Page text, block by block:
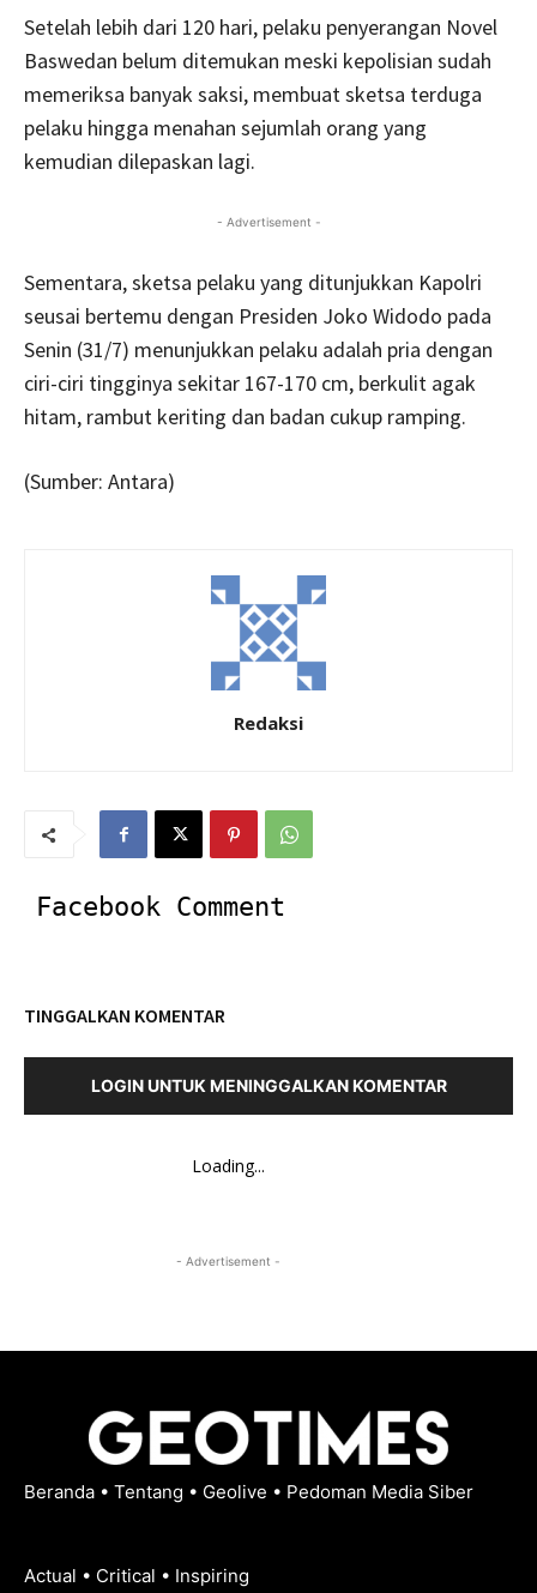
Setelah lebih dari 120 hari, pelaku penyerangan Novel
Baswedan belum ditemukan meski kepolisian sudah
memeriksa banyak saksi, membuat sketsa terduga
pelaku hingga menahan sejumlah orang yang
kemudian dilepaskan lagi.
- Advertisement -
Sementara, sketsa pelaku yang ditunjukkan Kapolri
seusai bertemu dengan Presiden Joko Widodo pada
Senin (31/7) menunjukkan pelaku adalah pria dengan
ciri-ciri tingginya sekitar 167-170 cm, berkulit agak
hitam, rambut keriting dan badan cukup ramping.
(Sumber: Antara)
Redaksi
Facebook Comment
TINGGALKAN KOMENTAR
LOGIN UNTUK MENINGGALKAN KOMENTAR
Loading...
- Advertisement -
Beranda • Tentang • Geolive • Pedoman Media Siber
Actual • Critical • Inspiring